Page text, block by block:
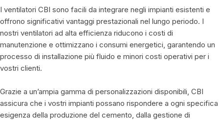
I ventilatori CBI sono facili da integrare negli impianti esistenti e
offrono significativi vantaggi prestazionali nel lungo periodo. I
nostri ventilatori ad alta efficienza riducono i costi di
manutenzione e ottimizzano i consumi energetici, garantendo un
processo di installazione più fluido e minori costi operativi per i
vostri clienti.
Grazie a un’ampia gamma di personalizzazioni disponibili, CBI
assicura che i vostri impianti possano rispondere a ogni specifica
esigenza della produzione del cemento, dalla gestione di